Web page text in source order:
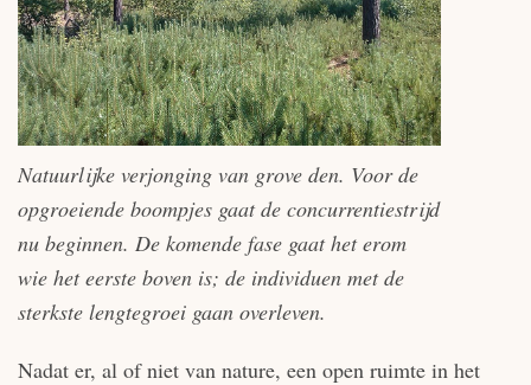
Natuurlijke verjonging van grove den. Voor de
opgroeiende boompjes gaat de concurrentiestrijd
nu beginnen. De komende fase gaat het erom
wie het eerste boven is; de individuen met de
sterkste lengtegroei gaan overleven.
Nadat er, al of niet van nature, een open ruimte in het